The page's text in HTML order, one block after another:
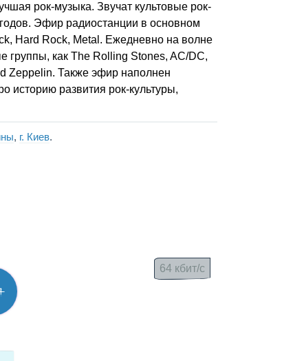
рок-музыка. Звучат культовые рок-
Эфир радиостанции в основном
Hard Rock, Metal. Ежедневно на волне
группы, как The Rolling Stones, AC/DC,
Zeppelin. Также эфир наполнен
историю развития рок-культуры,
, г. Киев.
64 кбит/с